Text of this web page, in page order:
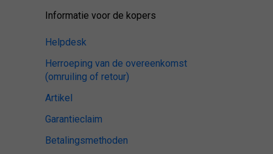
Informatie voor de kopers
Helpdesk
Herroeping van de overeenkomst
(omruiling of retour)
Artikel
Garantieclaim
Betalingsmethoden